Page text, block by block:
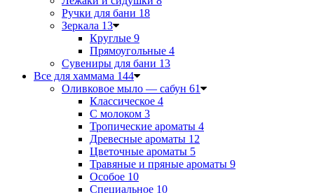
Ручки для бани 18
Зеркала 13
Круглые 9
Прямоугольные 4
Сувениры для бани 13
Все для хаммама 144
Оливковое мыло — сабун 61
Классическое 4
С молоком 3
Тропические ароматы 4
Древесные ароматы 12
Цветочные ароматы 5
Травяные и пряные ароматы 9
Особое 10
Специальное 10